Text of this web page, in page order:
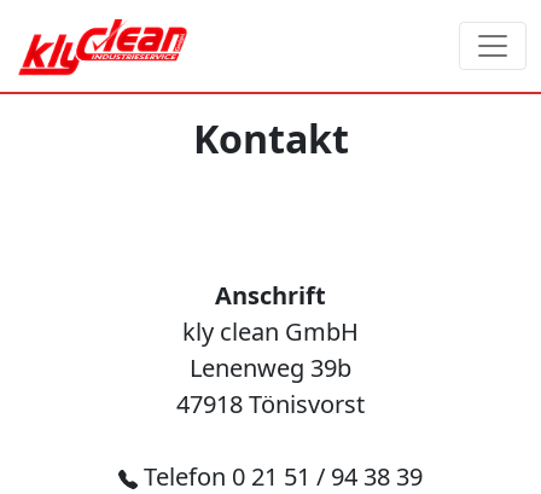
Kontakt
Anschrift
kly clean GmbH
Lenenweg 39b
47918 Tönisvorst
Telefon 0 21 51 / 94 38 39